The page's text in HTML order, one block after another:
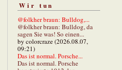
Wir tun
@folkher braun: Bulldog,...
@folkher braun: Bulldog, da
sagen Sie was! So einen...
by colorcraze (2026.08.07,
09:21)
Das ist normal. Porsche...
Das ist normal. Porsche